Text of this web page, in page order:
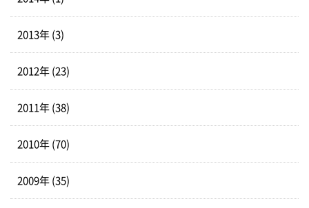
2013年 (3)
2012年 (23)
2011年 (38)
2010年 (70)
2009年 (35)